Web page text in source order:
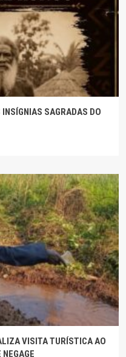
SAGRADAS DO
VISITA TURÍSTICA AO